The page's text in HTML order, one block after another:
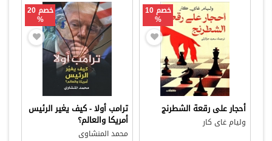
خصم 10
%
أحجار على رقعة الشطرنج
وليام غاى كار
خصم 20
%
ترامب أولا - كيف يغير الرئيس
أمريكا والعالم؟
محمد المنشاوى